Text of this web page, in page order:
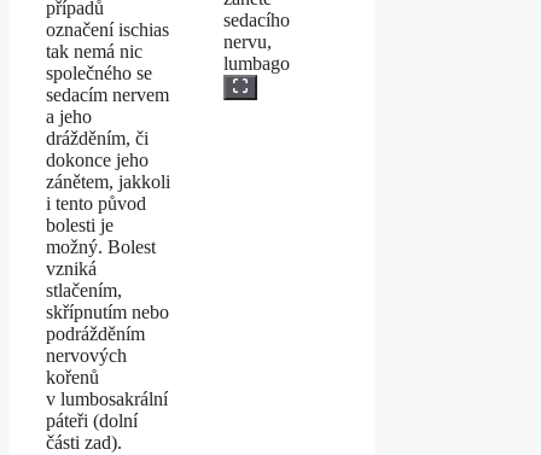
případů
označení ischias
tak nemá nic
společného se
sedacím nervem
a jeho
drážděním, či
dokonce jeho
zánětem, jakkoli
i tento původ
bolesti je
možný. Bolest
vzniká
stlačením,
skřípnutím nebo
podrážděním
nervových
kořenů
v lumbosakrální
páteři (dolní
části zad).